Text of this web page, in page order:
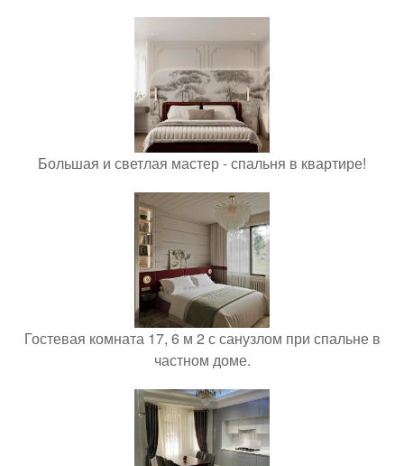
Большая и светлая мастер - спальня в квартире!
Гостевая комната 17, 6 м 2 с санузлом при спальне в
частном доме.